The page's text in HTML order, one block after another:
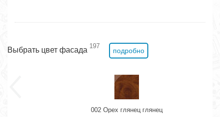
Выбрать цвет фасада 197
подробно
002 Орех глянец глянец